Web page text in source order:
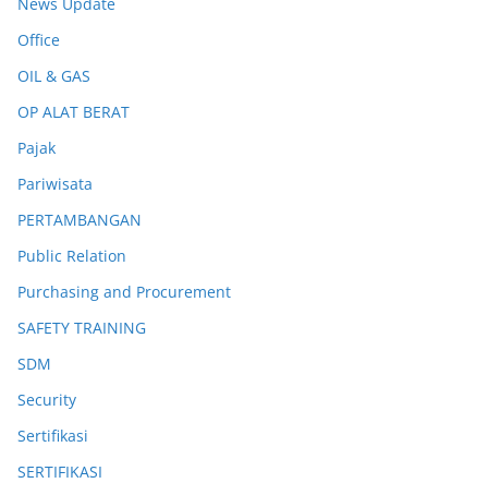
Office
OIL & GAS
OP ALAT BERAT
Pajak
Pariwisata
PERTAMBANGAN
Public Relation
Purchasing and Procurement
SAFETY TRAINING
SDM
Security
Sertifikasi
SERTIFIKASI